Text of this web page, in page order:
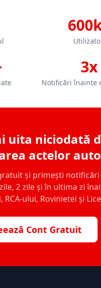
3x
Notificări înainte
uita niciodată
actelor auto
și primești notificări
2 zile și în ultima zi
ului, Rovinietei și
Cont Gratuit